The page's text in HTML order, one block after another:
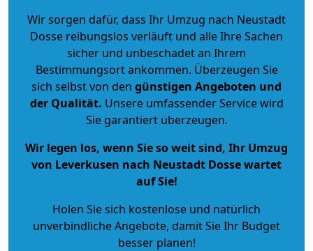
Wir sorgen dafür, dass Ihr Umzug nach Neustadt
Dosse reibungslos verläuft und alle Ihre Sachen
sicher und unbeschadet an Ihrem
Bestimmungsort ankommen. Überzeugen Sie
sich selbst von den günstigen Angeboten und
der Qualität. Unsere umfassender Service wird
Sie garantiert überzeugen.
Wir legen los, wenn Sie so weit sind, Ihr Umzug
von Leverkusen nach Neustadt Dosse wartet
auf Sie!
Holen Sie sich kostenlose und natürlich
unverbindliche Angebote, damit Sie Ihr Budget
besser planen!